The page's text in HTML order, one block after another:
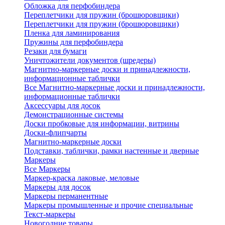
Обложка для перфобиндера
Переплетчики для пружин (брошюровщики)
Переплетчики для пружин (брошюровщики)
Пленка для ламинирования
Пружины для перфобиндера
Резаки для бумаги
Уничтожители документов (шредеры)
Магнитно-маркерные доски и принадлежности,
информационные таблички
Все Магнитно-маркерные доски и принадлежности,
информационные таблички
Аксессуары для досок
Демонстрационные системы
Доски пробковые для информации, витрины
Доски-флипчарты
Магнитно-маркерные доски
Подставки, таблички, рамки настенные и дверные
Маркеры
Все Маркеры
Маркер-краска лаковые, меловые
Маркеры для досок
Маркеры перманентные
Маркеры промышленные и прочие специальные
Текст-маркеры
Новогодние товары